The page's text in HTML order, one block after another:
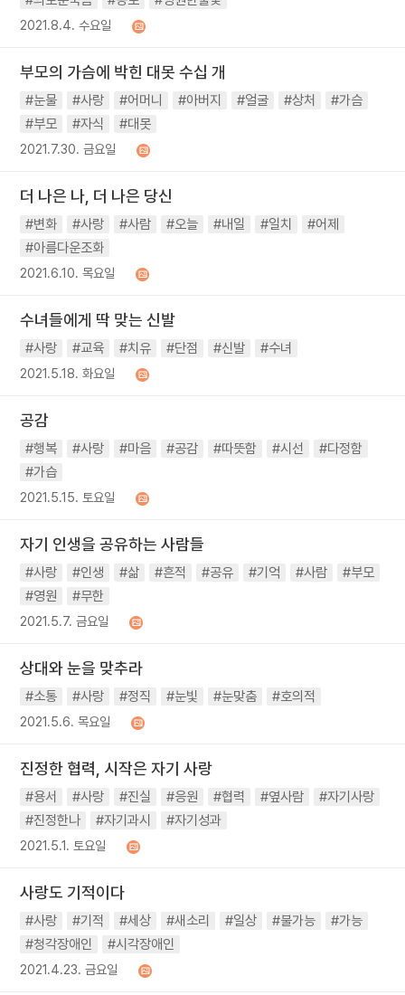
2021.8.4. 수요일
부모의 가슴에 박힌 대못 수십 개
#눈물 #사랑 #어머니 #아버지 #얼굴 #상처
#가슴
#부모
#자식 #대못
2021.7.30. 금요일
더 나은 나, 더 나은 당신
#변화 #사랑 #사람 #오늘 #내일 #일치
#어제
#아름다운조화
2021.6.10. 목요일
수녀들에게 딱 맞는 신발
#사랑 #교육 #치유 #단점 #신발 #수녀
2021.5.18. 화요일
공감
#행복 #사랑 #마음 #공감 #따뜻함 #시선
#다정함
#가습
2021.5.15. 토요일
자기 인생을 공유하는 사람들
#사랑 #인생 #삶 #흔적 #공유 #기억 #사람
#부모
#영원
#무한
2021.5.7. 금요일
상대와 눈을 맞추라
#소통 #사랑 #정직 #눈빛 #눈맞춤 #호의적
2021.5.6. 목요일
진정한 협력, 시작은 자기 사랑
#용서 #사랑 #진실 #응원 #협력 #옆사람
#자기사랑
#진정한나
#자기과시 #자기성과
2021.5.1. 토요일
사랑도 기적이다
#사랑 #기적 #세상 #새소리 #일상 #불가능
#가능
#청각장애인
#시각장애인
2021.4.23. 금요일